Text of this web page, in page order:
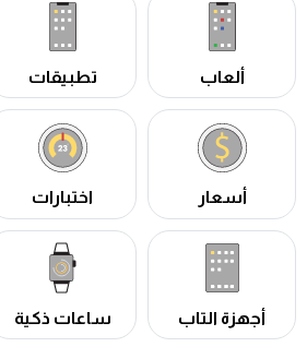
ألعاب تطبيقات
أسعار اختبارات
أجهزة التاب ساعات ذكية